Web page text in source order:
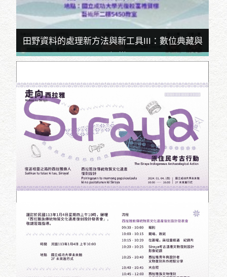
田野資料的處理新方法與新工具III：數位典藏與
3D掃描